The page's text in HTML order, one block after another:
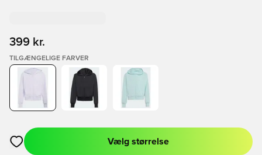
399 kr.
TILGÆNGELIGE FARVER
Åbner en Modal til at logge ind eller tilmelde dig som medlem
Vælg størrelse